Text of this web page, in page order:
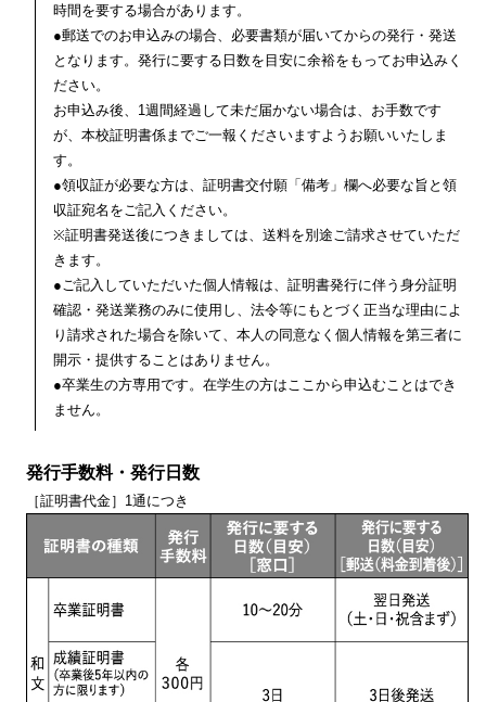
時間を要する場合があります。
●郵送でのお申込みの場合、必要書類が届いてからの発行・発送
となります。発行に要する日数を目安に余裕をもってお申込みく
ださい。
お申込み後、1週間経過して未だ届かない場合は、お手数です
が、本校証明書係までご一報くださいますようお願いいたしま
す。
●領収証が必要な方は、証明書交付願「備考」欄へ必要な旨と領
収証宛名をご記入ください。
※証明書発送後につきましては、送料を別途ご請求させていただ
きます。
●ご記入していただいた個人情報は、証明書発行に伴う身分証明
確認・発送業務のみに使用し、法令等にもとづく正当な理由によ
り請求された場合を除いて、本人の同意なく個人情報を第三者に
開示・提供することはありません。
●卒業生の方専用です。在学生の方はここから申込むことはでき
ません。
発行手数料・発行日数
［証明書代金］1通につき